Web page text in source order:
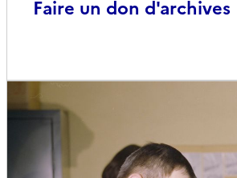
Faire un don d'archives